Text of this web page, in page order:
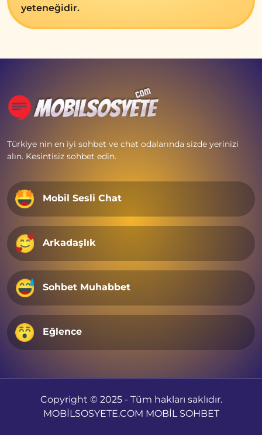
yeteneğidir.
Türkiye nin en iyi sohbet ve chat odalarında sizde yerinizi
alın. Kesintisiz sohbet edin.
Mobil Sesli Chat
Arkadaşlık
Sohbet Muhabbet
Eğlence
Copyright © 2025 - Tüm hakları saklıdır.
MOBİLSOSYETE.COM MOBİL SOHBET